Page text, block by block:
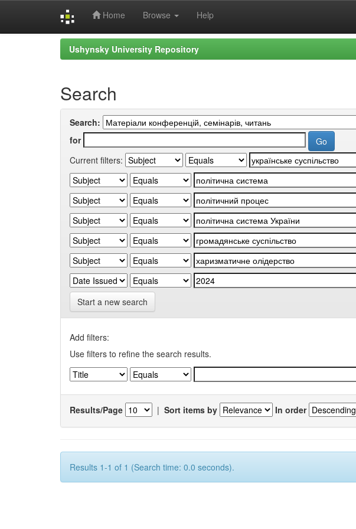
Home Browse Help
Ushynsky University Repository
Search
Search:
for
Current filters:
Start a new search
Add filters:
Use filters to refine the search results.
Results/Page | Sort items by In order
Results 1-1 of 1 (Search time: 0.0 seconds).